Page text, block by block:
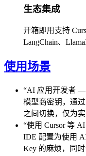
生态集成
开箱即用支持
LangChain、
使用场景
“AI 应用开发者 —
模型商密钥，通过
之间切换，仅为实
“使用 Cursor 等
IDE 配置为使用
Key 的麻烦，同时